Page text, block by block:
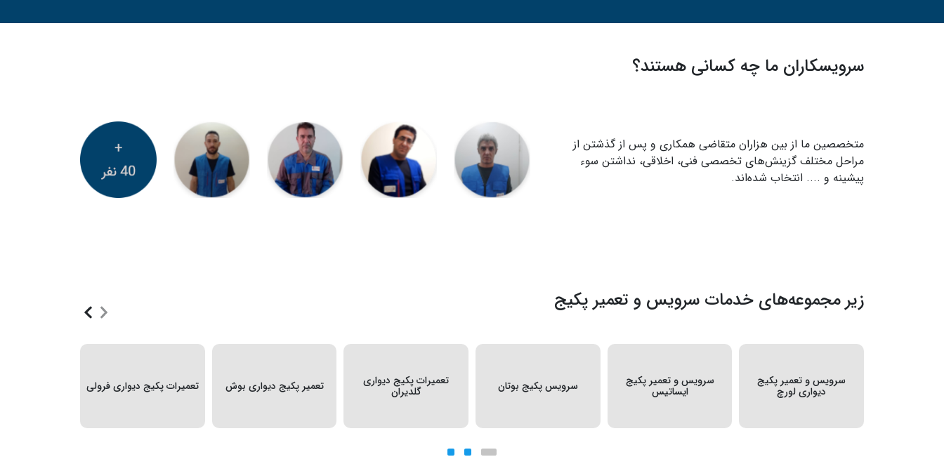
زیر مجموعه‌های خدمات سرویس و تعمیر پکیج
سرویس و تعمیر پکیج
دیواری لورچ
سرویس و تعمیر پکیج
ایساتیس سرویس پکیج بوتان تعمیرات پکیج دیواری
گلدیران تعمیر پکیج دیواری بوش تعمیرات پکیج دیواری فرولی
سرویسکاران ما چه کسانی هستند؟
متخصصین ما از بین هزاران متقاضی همکاری و پس از گذشتن از
مراحل مختلف گزینش‌های تخصصی فنی، اخلاقی، نداشتن سوء
پیشینه و .... انتخاب شده‌اند.